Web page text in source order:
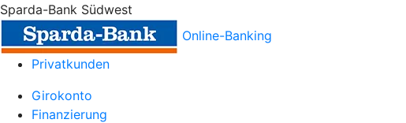
Sparda-Bank Südwest
Online-Banking
Privatkunden
Girokonto
Finanzierung